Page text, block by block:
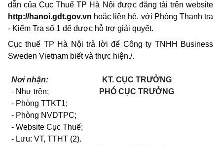
dẫn của Cục Thuế TP Hà Nội được đăng tải trên website
http://hanoi.gdt.gov.vn hoặc liên hệ. với Phòng Thanh tra
- Kiểm Tra số 1 để được hỗ trợ giải quyết.
Cục thuế TP Hà Nội trả lời để Công ty TNHH Business
Sweden Vietnam biết và thực hiện./.
Nơi nhận:
- Như trên;
- Phòng TTKT1;
- Phòng NVDTPC;
- Website Cục Thuế;
- Lưu: VT, TTHT (2).
KT. CỤC TRƯỞNG
PHÓ CỤC TRƯỞNG